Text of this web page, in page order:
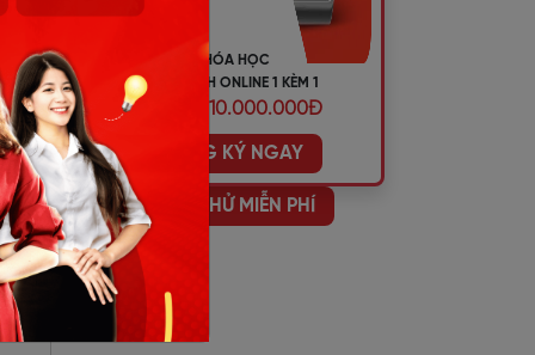
KHÓA HỌC
TIẾNG ANH ONLINE 1 KÈM 1
ƯU ĐÃI 10.000.000Đ
ĐĂNG KÝ NGAY
HỌC THỬ MIỄN PHÍ